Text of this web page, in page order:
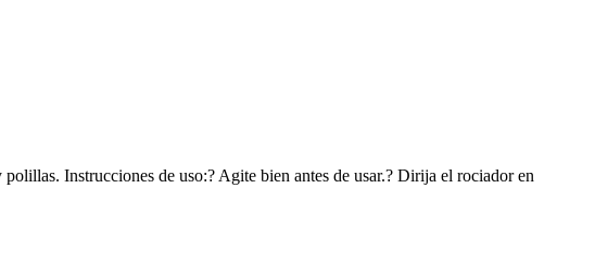
Instrucciones de uso:? Agite bien antes de usar.? Dirija el rociador en